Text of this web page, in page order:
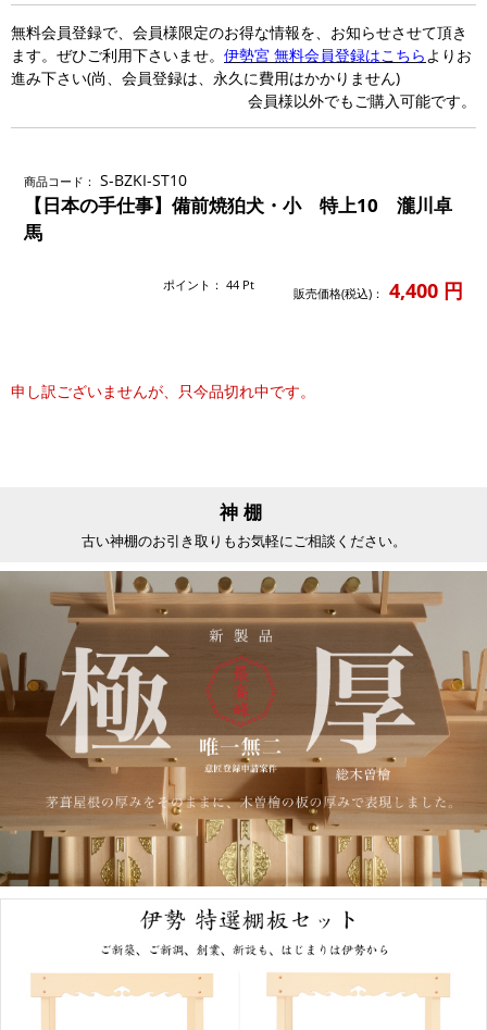
無料会員登録で、会員様限定のお得な情報を、お知らせさせて頂き
ます。ぜひご利用下さいませ。 伊勢宮 無料会員登録はこちらよりお
進み下さい(尚、会員登録は、永久に費用はかかりません)
会員様以外でもご購入可能です。
商品コード： S-BZKI-ST10
【日本の手仕事】備前焼狛犬・小 特上10 瀧川卓
馬
販売価格(税込)： 4,400 円
ポイント： 44 Pt
申し訳ございませんが、只今品切れ中です。
神棚
古い神棚のお引き取りもお気軽にご相談ください。